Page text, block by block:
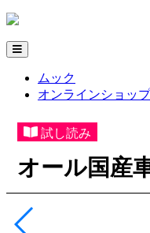
ムック
オンラインショップ
試し読み
オール国産